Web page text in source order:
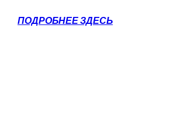
ПОДРОБНЕЕ ЗДЕСЬ